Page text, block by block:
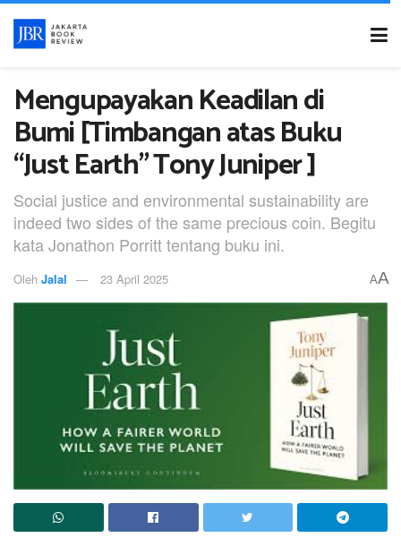
Mengupayakan Keadilan di
Bumi [Timbangan atas Buku
“Just Earth” Tony Juniper ]
Social justice and environmental sustainability are
indeed two sides of the same precious coin. Begitu
kata Jonathon Porritt tentang buku ini.
Oleh Jalal 23 April 2025 AA